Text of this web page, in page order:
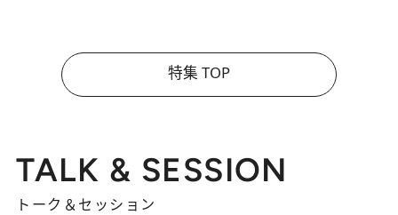
特集 TOP
TALK & SESSION
トーク＆セッション